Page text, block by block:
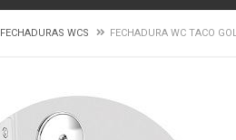
FECHADURAS WCS FECHADURA WC TACO